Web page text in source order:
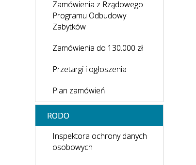
Zamówienia z Rządowego
Programu Odbudowy
Zabytków
Zamówienia do 130.000 zł
Przetargi i ogłoszenia
Plan zamówień
RODO
Inspektora ochrony danych
osobowych